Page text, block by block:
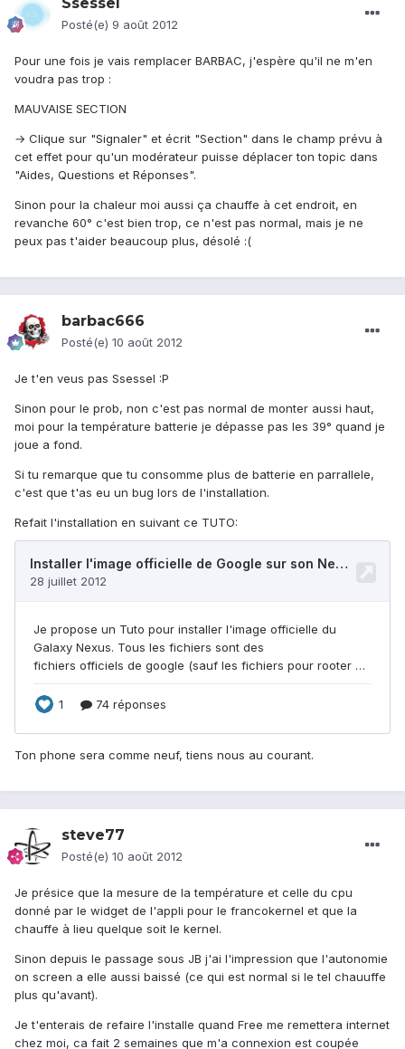
Ssessel
Posté(e) 9 août 2012
Pour une fois je vais remplacer BARBAC, j'espère qu'il ne m'en
voudra pas trop :
MAUVAISE SECTION
→ Clique sur "Signaler" et écrit "Section" dans le champ prévu à
cet effet pour qu'un modérateur puisse déplacer ton topic dans
"Aides, Questions et Réponses".
Sinon pour la chaleur moi aussi ça chauffe à cet endroit, en
revanche 60° c'est bien trop, ce n'est pas normal, mais je ne
peux pas t'aider beaucoup plus, désolé :(
barbac666
Posté(e) 10 août 2012
Je t'en veus pas Ssessel :P
Sinon pour le prob, non c'est pas normal de monter aussi haut,
moi pour la température batterie je dépasse pas les 39° quand je
joue a fond.
Si tu remarque que tu consomme plus de batterie en parrallele,
c'est que t'as eu un bug lors de l'installation.
Refait l'installation en suivant ce TUTO:
Ton phone sera comme neuf, tiens nous au courant.
steve77
Posté(e) 10 août 2012
Je présice que la mesure de la température et celle du cpu
donné par le widget de l'appli pour le francokernel et que la
chauffe à lieu quelque soit le kernel.
Sinon depuis le passage sous JB j'ai l'impression que l'autonomie
on screen a elle aussi baissé (ce qui est normal si le tel chauuffe
plus qu'avant).
Je t'enterais de refaire l'installe quand Free me remettera internet
chez moi, ca fait 2 semaines que m'a connexion est coupée